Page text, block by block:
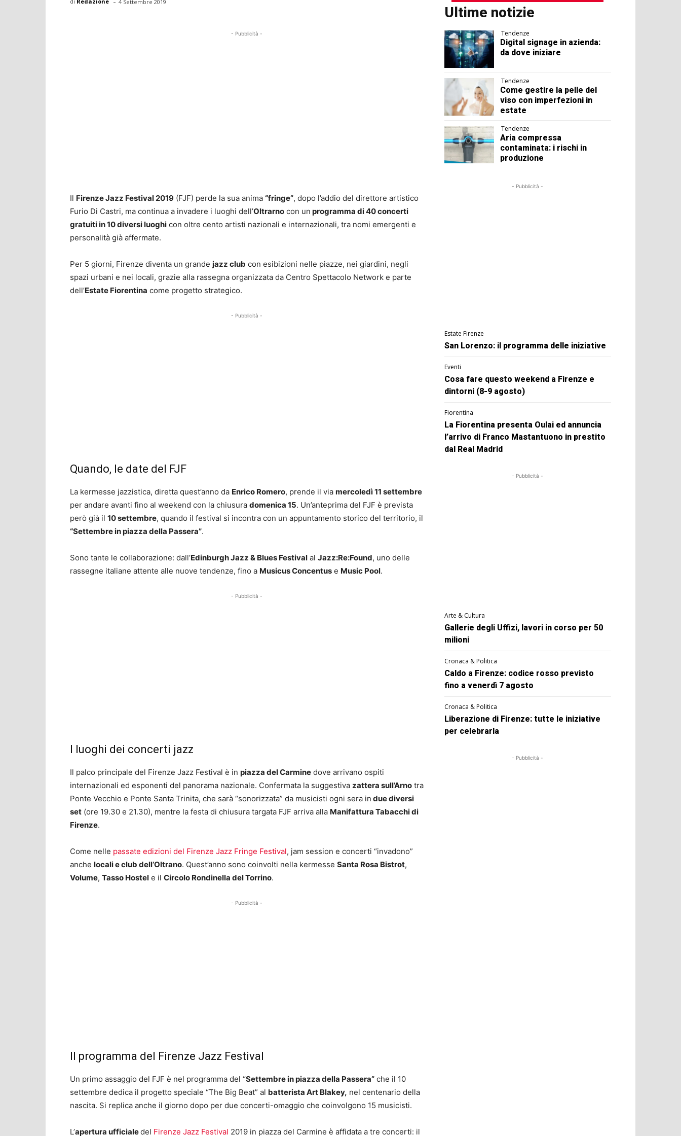
4 Settembre 2019
- Pubblicità -
Il Firenze Jazz Festival 2019 (FJF) perde la sua anima “fringe”, dopo l’addio del direttore artistico
Furio Di Castri, ma continua a invadere i luoghi dell’Oltrarno con un programma di 40 concerti
gratuiti in 10 diversi luoghi con oltre cento artisti nazionali e internazionali, tra nomi emergenti e
personalità già affermate.
Per 5 giorni, Firenze diventa un grande jazz club con esibizioni nelle piazze, nei giardini, negli
spazi urbani e nei locali, grazie alla rassegna organizzata da Centro Spettacolo Network e parte
dell’Estate Fiorentina come progetto strategico.
- Pubblicità -
Quando, le date del FJF
La kermesse jazzistica, diretta quest’anno da Enrico Romero, prende il via mercoledì 11 settembre
per andare avanti fino al weekend con la chiusura domenica 15. Un’anteprima del FJF è prevista
però già il 10 settembre, quando il festival si incontra con un appuntamento storico del territorio, il
“Settembre in piazza della Passera”.
Sono tante le collaborazione: dall’Edinburgh Jazz & Blues Festival al Jazz:Re:Found, uno delle
rassegne italiane attente alle nuove tendenze, fino a Musicus Concentus e Music Pool.
- Pubblicità -
I luoghi dei concerti jazz
Il palco principale del Firenze Jazz Festival è in piazza del Carmine dove arrivano ospiti
internazionali ed esponenti del panorama nazionale. Confermata la suggestiva zattera sull’Arno tra
Ponte Vecchio e Ponte Santa Trinita, che sarà “sonorizzata” da musicisti ogni sera in due diversi
set (ore 19.30 e 21.30), mentre la festa di chiusura targata FJF arriva alla Manifattura Tabacchi di
Firenze.
Come nelle passate edizioni del Firenze Jazz Fringe Festival, jam session e concerti “invadono”
anche locali e club dell’Oltrano. Quest’anno sono coinvolti nella kermesse Santa Rosa Bistrot,
Volume, Tasso Hostel e il Circolo Rondinella del Torrino.
- Pubblicità -
Il programma del Firenze Jazz Festival
Un primo assaggio del FJF è nel programma del “Settembre in piazza della Passera” che il 10
settembre dedica il progetto speciale “The Big Beat” al batterista Art Blakey, nel centenario della
nascita. Si replica anche il giorno dopo per due concerti-omaggio che coinvolgono 15 musicisti.
L’apertura ufficialedel Firenze Jazz Festival 2019 in piazza del Carmine è affidata a tre concerti: il
Ultime notizie
Tendenze
Digital signage in azienda:
da dove iniziare
Tendenze
Come gestire la pelle del
viso con imperfezioni in
estate
Tendenze
Aria compressa
contaminata: i rischi in
produzione
- Pubblicità -
Estate Firenze
San Lorenzo: il programma delle iniziative
Eventi
Cosa fare questo weekend a Firenze e
dintorni (8-9 agosto)
Fiorentina
La Fiorentina presenta Oulai ed annuncia
l’arrivo di Franco Mastantuono in prestito
dal Real Madrid
- Pubblicità -
Arte & Cultura
Gallerie degli Uffizi, lavori in corso per 50
milioni
Cronaca & Politica
Caldo a Firenze: codice rosso previsto
fino a venerdì 7 agosto
Cronaca & Politica
Liberazione di Firenze: tutte le iniziative
per celebrarla
- Pubblicità -